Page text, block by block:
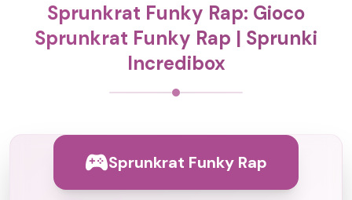
Sprunkrat Funky Rap: Gioco
Sprunkrat Funky Rap | Sprunki
Incredibox
Sprunkrat Funky Rap